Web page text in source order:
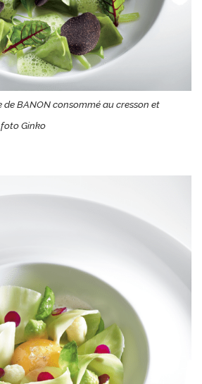
BANON consommé au cresson et
Ginko